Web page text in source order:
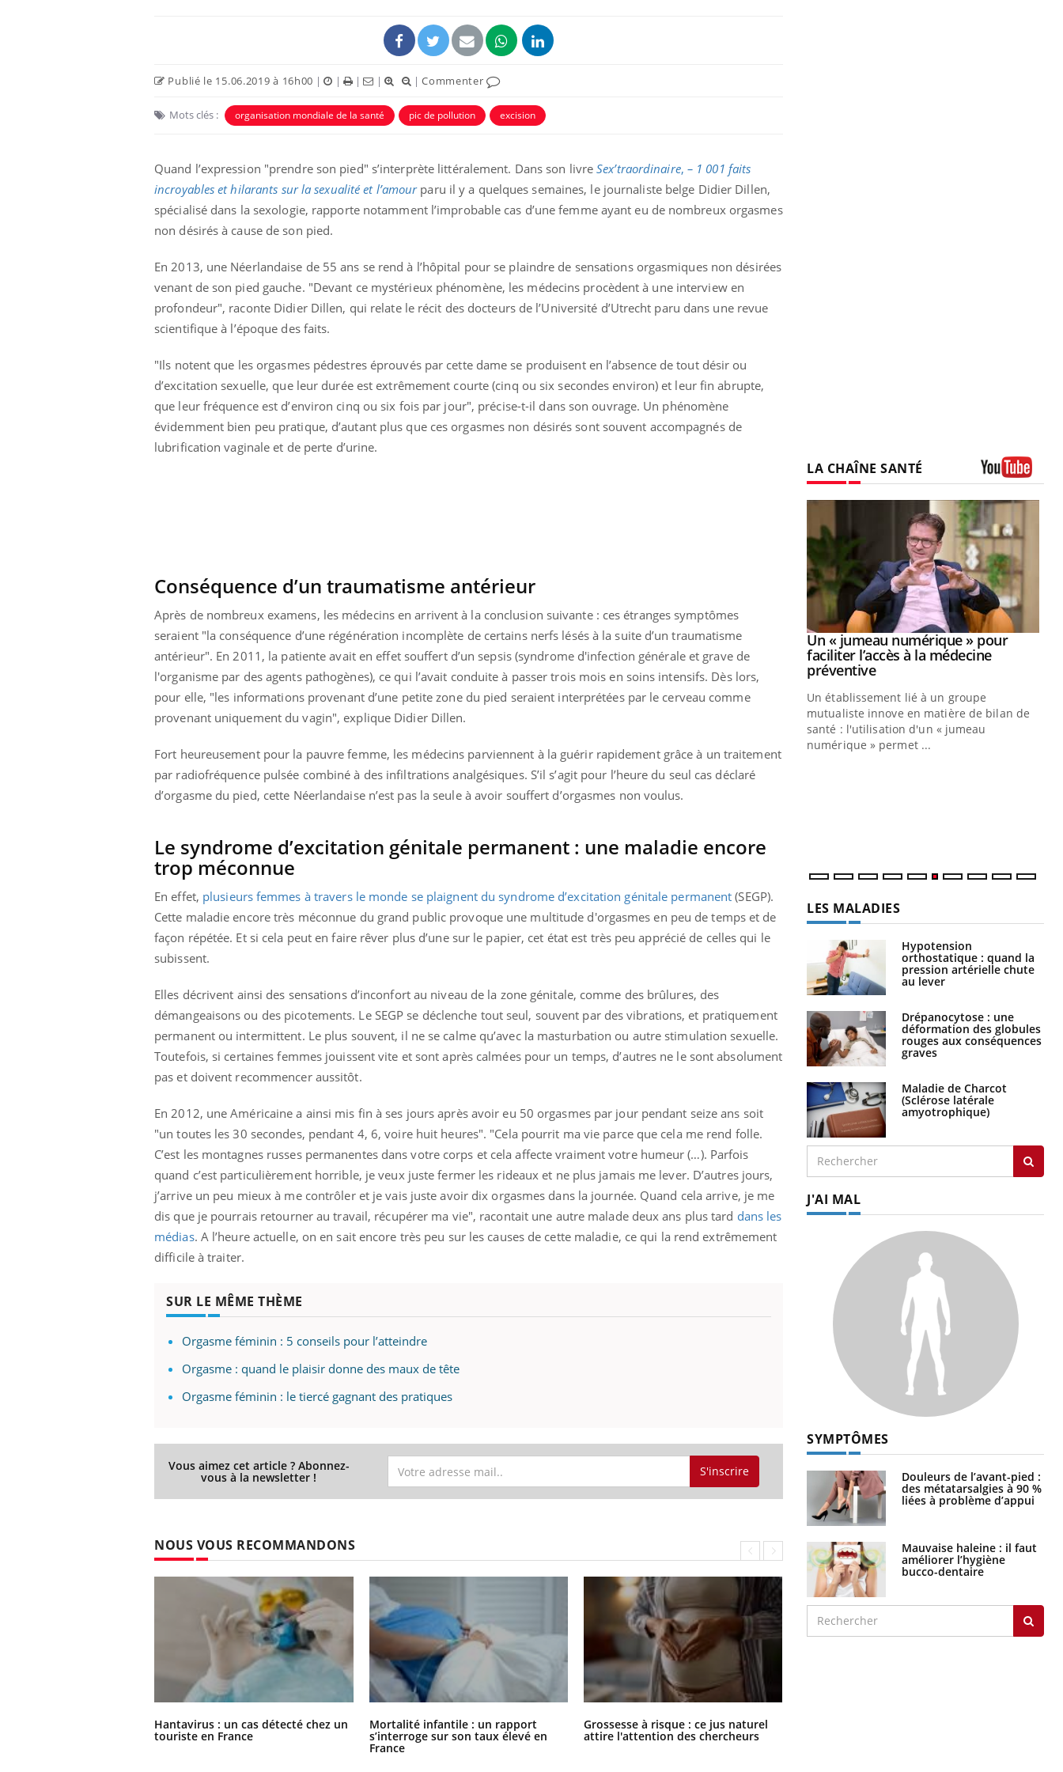
Publié le 15.06.2019 à 16h00 | | | | |Commenter
Mots clés : organisation mondiale de la santé pic de pollution excision
Quand l’expression "prendre son pied" s’interprète littéralement. Dans son livreSex’traordinaire, – 1 001 faits
incroyables et hilarants sur la sexualité et l’amour paru il y a quelques semaines, le journaliste belge Didier Dillen,
spécialisé dans la sexologie, rapporte notamment l’improbable cas d’une femme ayant eu de nombreux orgasmes
non désirés à cause de son pied.
En 2013, une Néerlandaise de 55 ans se rend à l’hôpital pour se plaindre de sensations orgasmiques non désirées
venant de son pied gauche. "Devant ce mystérieux phénomène, les médecins procèdent à une interview en
profondeur", raconte Didier Dillen, qui relate le récit des docteurs de l’Université d’Utrecht paru dans une revue
scientifique à l’époque des faits.
"Ils notent que les orgasmes pédestres éprouvés par cette dame se produisent en l’absence de tout désir ou
d’excitation sexuelle, que leur durée est extrêmement courte (cinq ou six secondes environ) et leur fin abrupte,
que leur fréquence est d’environ cinq ou six fois par jour", précise-t-il dans son ouvrage. Un phénomène
évidemment bien peu pratique, d’autant plus que ces orgasmes non désirés sont souvent accompagnés de
lubrification vaginale et de perte d’urine.
Conséquence d’un traumatisme antérieur
Après de nombreux examens, les médecins en arrivent à la conclusion suivante : ces étranges symptômes
seraient "la conséquence d’une régénération incomplète de certains nerfs lésés à la suite d’un traumatisme
antérieur". En 2011, la patiente avait en effet souffert d’un sepsis (syndrome d'infection générale et grave de
l'organisme par des agents pathogènes), ce qui l’avait conduite à passer trois mois en soins intensifs. Dès lors,
pour elle, "les informations provenant d’une petite zone du pied seraient interprétées par le cerveau comme
provenant uniquement du vagin", explique Didier Dillen.
Fort heureusement pour la pauvre femme, les médecins parviennent à la guérir rapidement grâce à un traitement
par radiofréquence pulsée combiné à des infiltrations analgésiques. S’il s’agit pour l’heure du seul cas déclaré
d’orgasme du pied, cette Néerlandaise n’est pas la seule à avoir souffert d’orgasmes non voulus.
Le syndrome d’excitation génitale permanent : une maladie encore
trop méconnue
En effet, plusieurs femmes à travers le monde se plaignent du syndrome d’excitation génitale permanent (SEGP).
Cette maladie encore très méconnue du grand public provoque une multitude d'orgasmes en peu de temps et de
façon répétée. Et si cela peut en faire rêver plus d’une sur le papier, cet état est très peu apprécié de celles qui le
subissent.
Elles décrivent ainsi des sensations d’inconfort au niveau de la zone génitale, comme des brûlures, des
démangeaisons ou des picotements. Le SEGP se déclenche tout seul, souvent par des vibrations, et pratiquement
permanent ou intermittent. Le plus souvent, il ne se calme qu’avec la masturbation ou autre stimulation sexuelle.
Toutefois, si certaines femmes jouissent vite et sont après calmées pour un temps, d’autres ne le sont absolument
pas et doivent recommencer aussitôt.
En 2012, une Américaine a ainsi mis fin à ses jours après avoir eu 50 orgasmes par jour pendant seize ans soit
"un toutes les 30 secondes, pendant 4, 6, voire huit heures". "Cela pourrit ma vie parce que cela me rend folle.
C’est les montagnes russes permanentes dans votre corps et cela affecte vraiment votre humeur (…). Parfois
quand c’est particulièrement horrible, je veux juste fermer les rideaux et ne plus jamais me lever. D’autres jours,
j’arrive un peu mieux à me contrôler et je vais juste avoir dix orgasmes dans la journée. Quand cela arrive, je me
dis que je pourrais retourner au travail, récupérer ma vie", racontait une autre malade deux ans plus tard dans les
médias. A l’heure actuelle, on en sait encore très peu sur les causes de cette maladie, ce qui la rend extrêmement
difficile à traiter.
SUR LE MÊME THÈME
Orgasme féminin : 5 conseils pour l’atteindre
Orgasme : quand le plaisir donne des maux de tête
Orgasme féminin : le tiercé gagnant des pratiques
Vous aimez cet article ? Abonnez-
vous à la newsletter ! S'inscrire
NOUS VOUS RECOMMANDONS
Hantavirus : un cas détecté chez un
touriste en France
Mortalité infantile : un rapport
s’interroge sur son taux élevé en
France
Grossesse à risque : ce jus naturel
attire l'attention des chercheurs
LA CHAÎNE SANTÉ
Insuline & Charge mentale : et si on
osait en parler??Youtube
En 2026, l'insuline dans le diabète de type 2
reste entourée d'idées reçues chez les
patients comme parfois chez les soignants.
Youtube
Eczéma Chronique des Mains : se
préparer pour l’été !Youtube
L'été arrive… et avec lui, un tout nouveau
rythme de vie ! Vacances, plage, piscine,
soleil, activités en plein air… Nos mains
sont ...
Youtube
Diabète & Ramadan 2026Youtube
Le Ramadan approche, et, pour de
nombreuses personnes atteintes de
diabète, c'est une période de questions, de
Youtube
Un « jumeau numérique » pour
faciliter l’accès à la médecine
préventiveYoutube
Un établissement lié à un groupe
mutualiste innove en matière de bilan de
santé : l'utilisation d'un « jumeau
numérique » permet ...
LES MALADIES
Hypotension
orthostatique : quand la
pression artérielle chute
au lever
Drépanocytose : une
déformation des globules
rouges aux conséquences
graves
Maladie de Charcot
(Sclérose latérale
amyotrophique)
J'AI MAL
SYMPTÔMES
Douleurs de l’avant-pied :
des métatarsalgies à 90 %
liées à problème d’appui
Mauvaise haleine : il faut
améliorer l’hygiène
bucco-dentaire